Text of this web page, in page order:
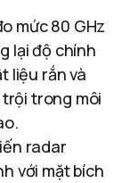
mức 80 GHz
lại độ chính
liệu rắn và
trong môi
radar
với mặt bích